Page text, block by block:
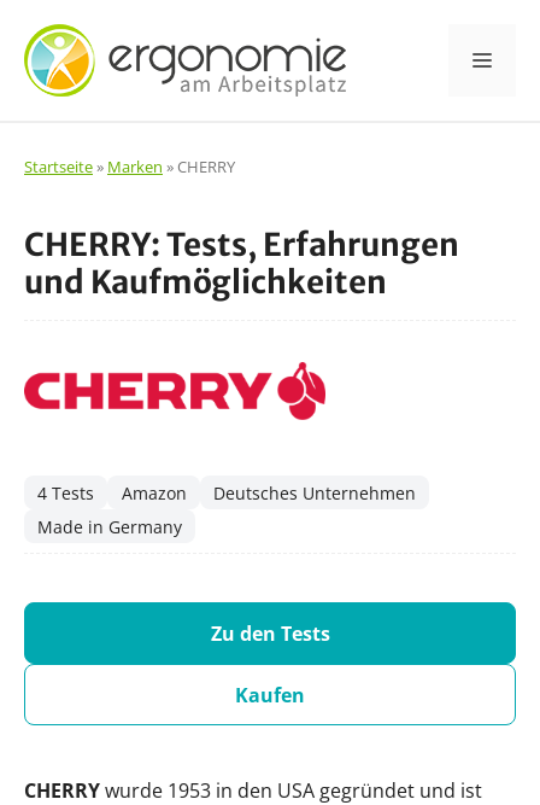
Inhalt
springen
Startseite» Marken »CHERRY
CHERRY: Tests, Erfahrungen
und Kaufmöglichkeiten
4 Tests Amazon
Deutsches Unternehmen
Made in Germany
Zu den Tests
Kaufen
CHERRYwurde 1953 in den USA gegründet und ist